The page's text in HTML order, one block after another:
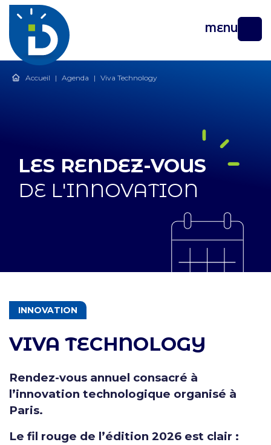
MENU
Accueil | Agenda | Viva Technology
LES RENDEZ-VOUS
DE L'INNOVATION
THÉMATIQUES
INNOVATION
VIVA TECHNOLOGY
Rendez-vous annuel consacré à
l’innovation technologique organisé à
Paris.
Le fil rouge de l’édition 2026 est clair :